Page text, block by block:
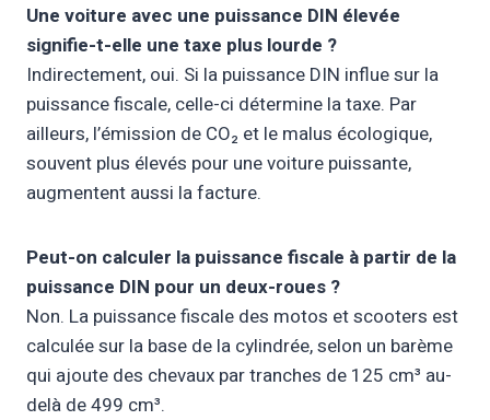
Une voiture avec une puissance DIN élevée
signifie-t-elle une taxe plus lourde ?
Indirectement, oui. Si la puissance DIN influe sur la
puissance fiscale, celle-ci détermine la taxe. Par
ailleurs, l’émission de CO₂ et le malus écologique,
souvent plus élevés pour une voiture puissante,
augmentent aussi la facture.
Peut-on calculer la puissance fiscale à partir de la
puissance DIN pour un deux-roues ?
Non. La puissance fiscale des motos et scooters est
calculée sur la base de la cylindrée, selon un barème
qui ajoute des chevaux par tranches de 125 cm³ au-
delà de 499 cm³.